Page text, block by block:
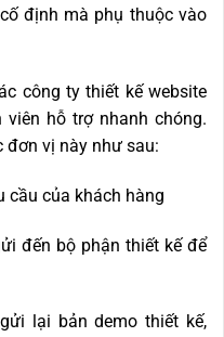
định mà phụ thuộc vào
công ty thiết kế website
hỗ trợ nhanh chóng.
đơn vị này như sau:
cầu của khách hàng
đến bộ phận thiết kế để
lại bản demo thiết kế,